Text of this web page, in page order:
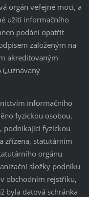
orgán veřejné moci, a
užití informačního
podání opatřit
založeným na
akreditovaným
informačního
fyzickou osobou,
podnikající fyzickou
zřízena, statutárním
orgánu
složky podniku
obchodním rejstříku,
byla datová schránka